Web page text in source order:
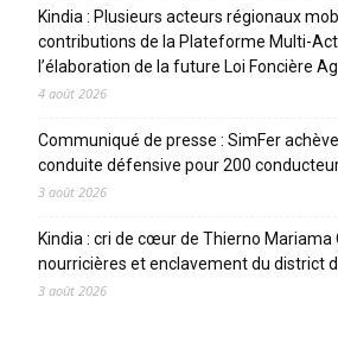
Kindia : Plusieurs acteurs régionaux
contributions de la Plateforme Multi-
l’élaboration de la future Loi Foncière
4 août 2026
Communiqué de presse : SimFer
conduite défensive pour 200
3 août 2026
Kindia : cri de cœur de Thierno
nourricières et enclavement du district
3 août 2026